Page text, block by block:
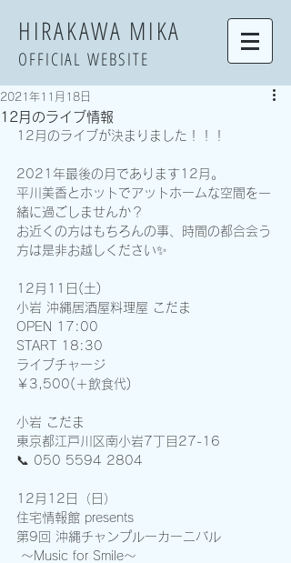
​HIRAKAWA MIKA
OFFICIAL WEBSITE
12月のライブ情報
2021年11月18日
12月のライブが決まりました！！！
2021年最後の月であります12月。
平川美香とホットでアットホームな空間を一
緒に過ごしませんか？
お近くの方はもちろんの事、時間の都合会う
方は是非お越しください✨
12月11日(土)
小岩 沖縄居酒屋料理屋 こだま
OPEN 17:00
START 18:30
ライブチャージ
￥3,500(＋飲食代)
小岩 こだま
東京都江戸川区南小岩7丁目27-16
📞 050 5594 2804
12月12日（日）
住宅情報館 presents
第9回 沖縄チャンプルーカーニバル
～Music for Smile～